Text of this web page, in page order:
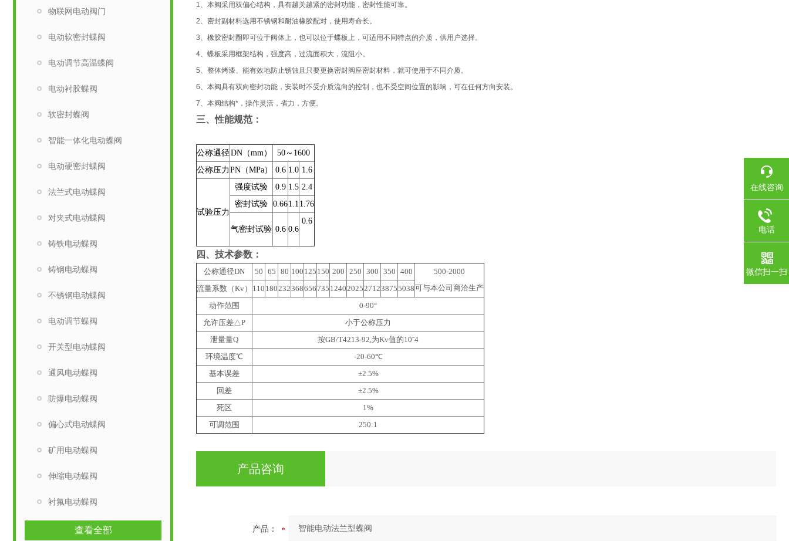
物联网电动阀门
电动软密封蝶阀
电动调节高温蝶阀
电动衬胶蝶阀
软密封蝶阀
智能一体化电动蝶阀
电动硬密封蝶阀
法兰式电动蝶阀
对夹式电动蝶阀
铸铁电动蝶阀
铸钢电动蝶阀
不锈钢电动蝶阀
电动调节蝶阀
开关型电动蝶阀
通风电动蝶阀
防爆电动蝶阀
偏心式电动蝶阀
矿用电动蝶阀
伸缩电动蝶阀
衬氟电动蝶阀
查看全部
1、本阀采用双偏心结构，具有越关越紧的密封功能，密封性能可靠。
2、密封副材料选用不锈钢和耐油橡胶配对，使用寿命长。
3、橡胶密封圈即可位于阀体上，也可以位于蝶板上，可适用不同特点的介质，供用户选择。
4、蝶板采用框架结构，强度高，过流面积大，流阻小。
5、整体烤漆、能有效地防止锈蚀且只要更换密封阀座密封材料，就可使用于不同介质。
6、本阀具有双向密封功能，安装时不受介质流向的控制，也不受空间位置的影响，可在任何方向安装。
7、本阀结构*，操作灵活，省力，方便。
三、性能规范：
公称通径DN（mm）
50～1600
公称压力 PN（MPa） 0.6 1.0 1.6
试验压力
强度试验 0.9 1.5 2.4
密封试验 0.661.1 1.76
气密封试验 0.6 0.6
0.6
四、技术参数：
公称通径DN 50 65 80 100 125 150 200 250 300 350 400
500-2000
可与本公司商洽生产
流量系数（Kv） 110 180232368656735 12402025271238755038
动作范围
0-90°
允许压差△P
小于公称压力
泄量量Q
按GB/T4213-92,为Kv值的10ˉ4
环境温度℃
-20-60℃
基本误差
±2.5%
回差
±2.5%
死区
1%
可调范围
250:1
产品咨询
产品：
在线咨询
电话
微信扫一扫